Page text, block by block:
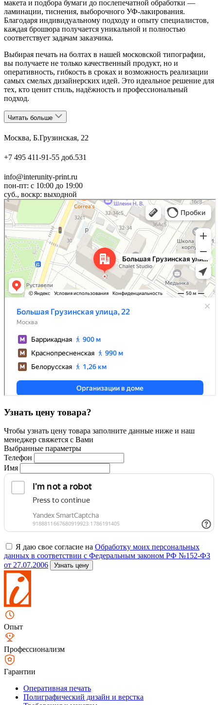
макета и подбора бумаги до послепечатной обработки —
ламинации, тиснения, выборочного УФ-лакирования.
Благодаря индивидуальному подходу и опыту специалистов,
каждая брошюра получается уникальной и полностью
соответствует задачам заказчика.
Выбирая печать на болтах в нашей московской типографии,
вы получаете не только качественный продукт, но и
оперативность, гибкость в сроках и возможность реализации
самых смелых дизайнерских идей. Это идеальное решение для
тех, кто ценит стиль, надёжность и профессиональный
подход.
Читать больше
Москва, Б.Грузинская, 22
+7 495 411-91-55 доб.531
info@interunity-print.ru
пон-пт: с 10:00 до 19:00
суб., воскр: выходной
Узнать цену товара?
Чтобы узнать цену товара заполните данные ниже и наш
менеджер свяжется с Вами
Выбранные параметры
Телефон
Имя
Я даю свое согласие на Обработку моих персональных
данных в соответствии с Федеральным законом РФ №152-ФЗ
от 27.07.2006
Узнать цену
Опыт
Профессионализм
Гарантии
Оперативная печать
Полиграфический дизайн и верстка